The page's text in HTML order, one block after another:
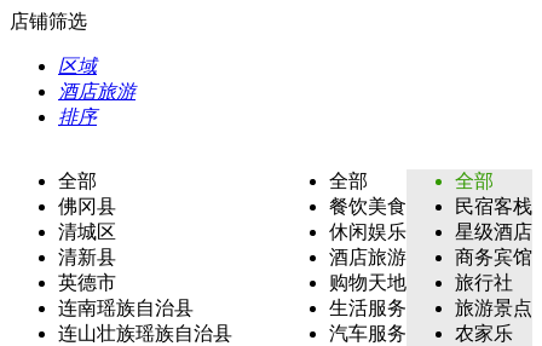
店铺筛选
区域
酒店旅游
排序
全部
佛冈县
清城区
清新县
英德市
连南瑶族自治县
连山壮族瑶族自治县
全部
餐饮美食
休闲娱乐
酒店旅游
购物天地
生活服务
汽车服务
全部
民宿客栈
星级酒店
商务宾馆
旅行社
旅游景点
农家乐